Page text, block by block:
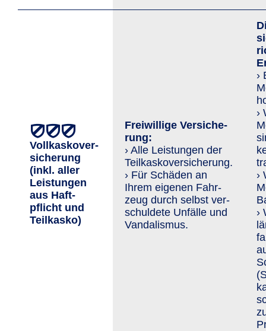
Vollkaskover­
sicherung
(inkl. aller
Leis­tungen
aus Haft­
pflicht und
Teil­kasko)
Freiwillige Ver­siche­
rung:
› Alle Leistungen der
Teilkaskoversicherung.
› Für Schäden an
Ihrem eigenen Fahr­
zeug durch selbst ver­
schuldete Unfälle und
Van­da­lis­mus.
›
›
›
›